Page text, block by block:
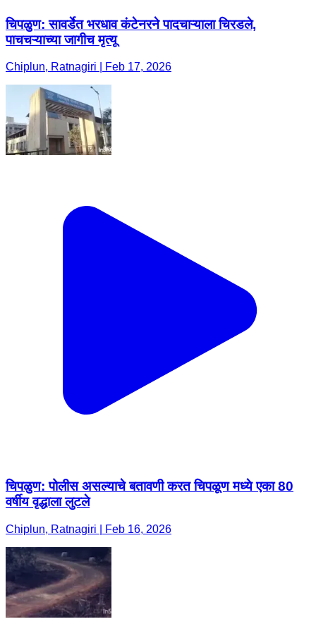
चिपळुण: सावर्डेत भरधाव कंटेनरने पादचाऱ्याला चिरडले,
पाचचऱ्याच्या जागीच मृत्यू
Chiplun, Ratnagiri | Feb 17, 2026
चिपळुण: पोलीस असल्याचे बतावणी करत चिपळूण मध्ये एका 80
वर्षीय वृद्धाला लुटले
Chiplun, Ratnagiri | Feb 16, 2026